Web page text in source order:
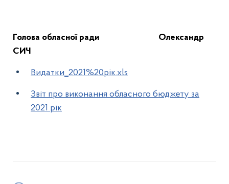
Голова обласної ради Олександр
СИЧ
Видатки_2021%20рік.xls
Звіт про виконання обласного бюджету за
2021 рік